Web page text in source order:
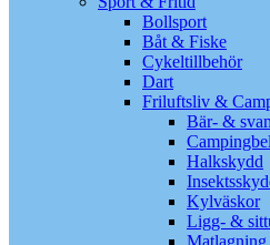
Bollsport
Båt & Fiske
Cykeltillbehör
Dart
Friluftsliv &
Bär- &
Halkskydd
Kylväskor
Ligg- &